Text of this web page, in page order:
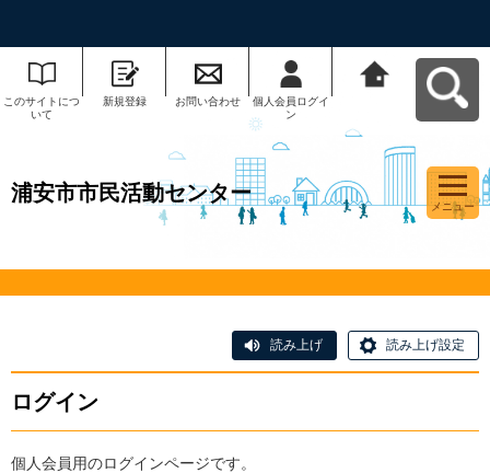
このサイトにつ
いて
新規登録 お問い合わせ
個人会員ログイ
ン
浦安市市民活動センター
メニュー
読み上げ 読み上げ設定
ログイン
個人会員用のログインページです。